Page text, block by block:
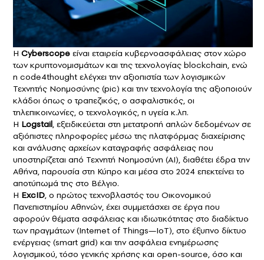
Η Cyberscope είναι εταιρεία κυβερνοασφάλειας στον χώρο
των κρυπτονομισμάτων και της τεχνολογίας blockchain, ενώ
η code4thought ελέγχει την αξιοπιστία των λογισμικών
Τεχνητής Νοημοσύνης (pic) και την τεχνολογία της αξιοποιούν
κλάδοι όπως ο τραπεζικός, ο ασφαλιστικός, οι
τηλεπικοινωνίες, ο τεχνολογικός, η υγεία κ.λπ.
Η Logstail, εξειδικεύεται στη μετατροπή απλών δεδομένων σε
αξιόπιστες πληροφορίες μέσω της πλατφόρμας διαχείρισης
και ανάλυσης αρχείων καταγραφής ασφάλειας που
υποστηρίζεται από Τεχνητή Νοημοσύνη (AI), διαθέτει έδρα την
Αθήνα, παρουσία στη Κύπρο και μέσα στο 2024 επεκτείνει το
αποτύπωμά της στο Βέλγιο.
Η ExcID, ο πρώτος τεχνοβλαστός του Οικονομικού
Πανεπιστημίου Αθηνών, έχει συμμετάσχει σε έργα που
αφορούν θέματα ασφάλειας και ιδιωτικότητας στο διαδίκτυο
των πραγμάτων (Internet of Things—IoT), στο έξυπνο δίκτυο
ενέργειας (smart grid) και την ασφάλεια ενημέρωσης
λογισμικού, τόσο γενικής χρήσης και open-source, όσο και